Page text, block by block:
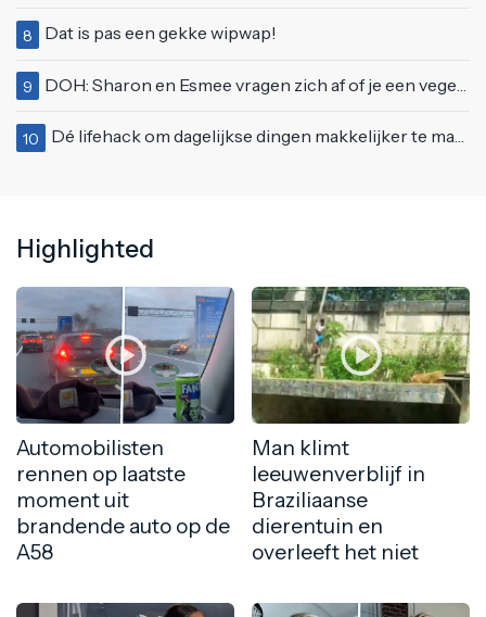
8 Dat is pas een gekke wipwap!
9 DOH: Sharon en Esmee vragen zich af of je een vegetariër bent als je kip eet
10 Dé lifehack om dagelijkse dingen makkelijker te maken
Highlighted
Automobilisten
rennen op laatste
moment uit
brandende auto op de
A58
Man klimt
leeuwenverblijf in
Braziliaanse
dierentuin en
overleeft het niet